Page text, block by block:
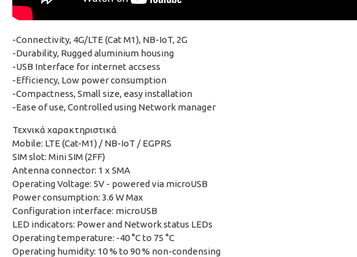
-Connectivity, 4G/LTE (Cat M1), NB-IoT, 2G
-Durability, Rugged aluminium housing
-USB Interface for internet accsess
-Efficiency, Low power consumption
-Compactness, Small size, easy installation
-Ease of use, Controlled using Network manager
Τεχνικά χαρακτηριστικά
Mobile: LTE (Cat-M1) / NB-IoT / EGPRS
SIM slot: Mini SIM (2FF)
Antenna connector: 1 x SMA
Operating Voltage: 5V - powered via microUSB
Power consumption: 3.6 W Max
Configuration interface: microUSB
LED indicators: Power and Network status LEDs
Operating temperature: -40 °C to 75 °C
Operating humidity: 10 % to 90 % non-condensing